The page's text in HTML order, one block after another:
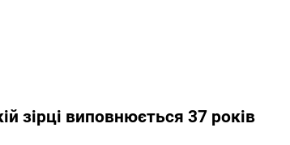
зірці виповнюється 37 років